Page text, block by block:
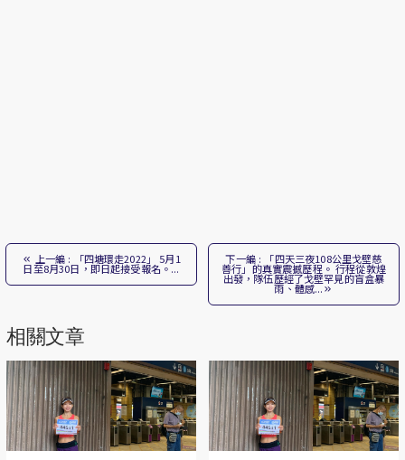
上一編 : 「四塘環走2022」 5月1
日至8月30日，即日起接受報名。...
下一編 : 「四天三夜108公里戈壁慈
善行」的真實震撼歷程。 行程從敦煌
出發，隊伍歷經了戈壁罕見的盲盒暴
雨、體感...
相關文章